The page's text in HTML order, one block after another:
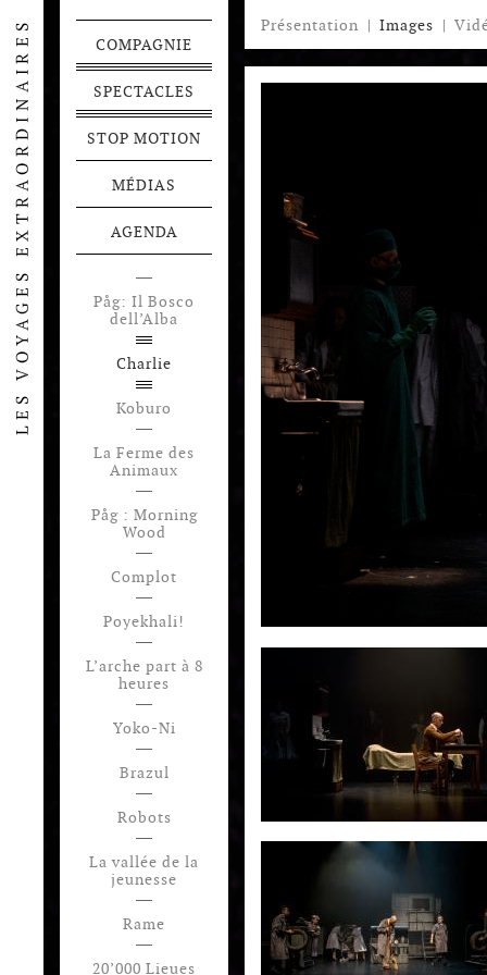
Présentation | Images |
COMPAGNIE
SPECTACLES
STOP MOTION
MÉDIAS
AGENDA
Påg: Il Bosco
dell’Alba
Charlie
Koburo
La Ferme des
Animaux
Påg : Morning
Wood
Complot
Poyekhali!
L’arche part à 8
heures
Yoko-Ni
Brazul
Robots
La vallée de la
jeunesse
Rame
20’000 Lieues